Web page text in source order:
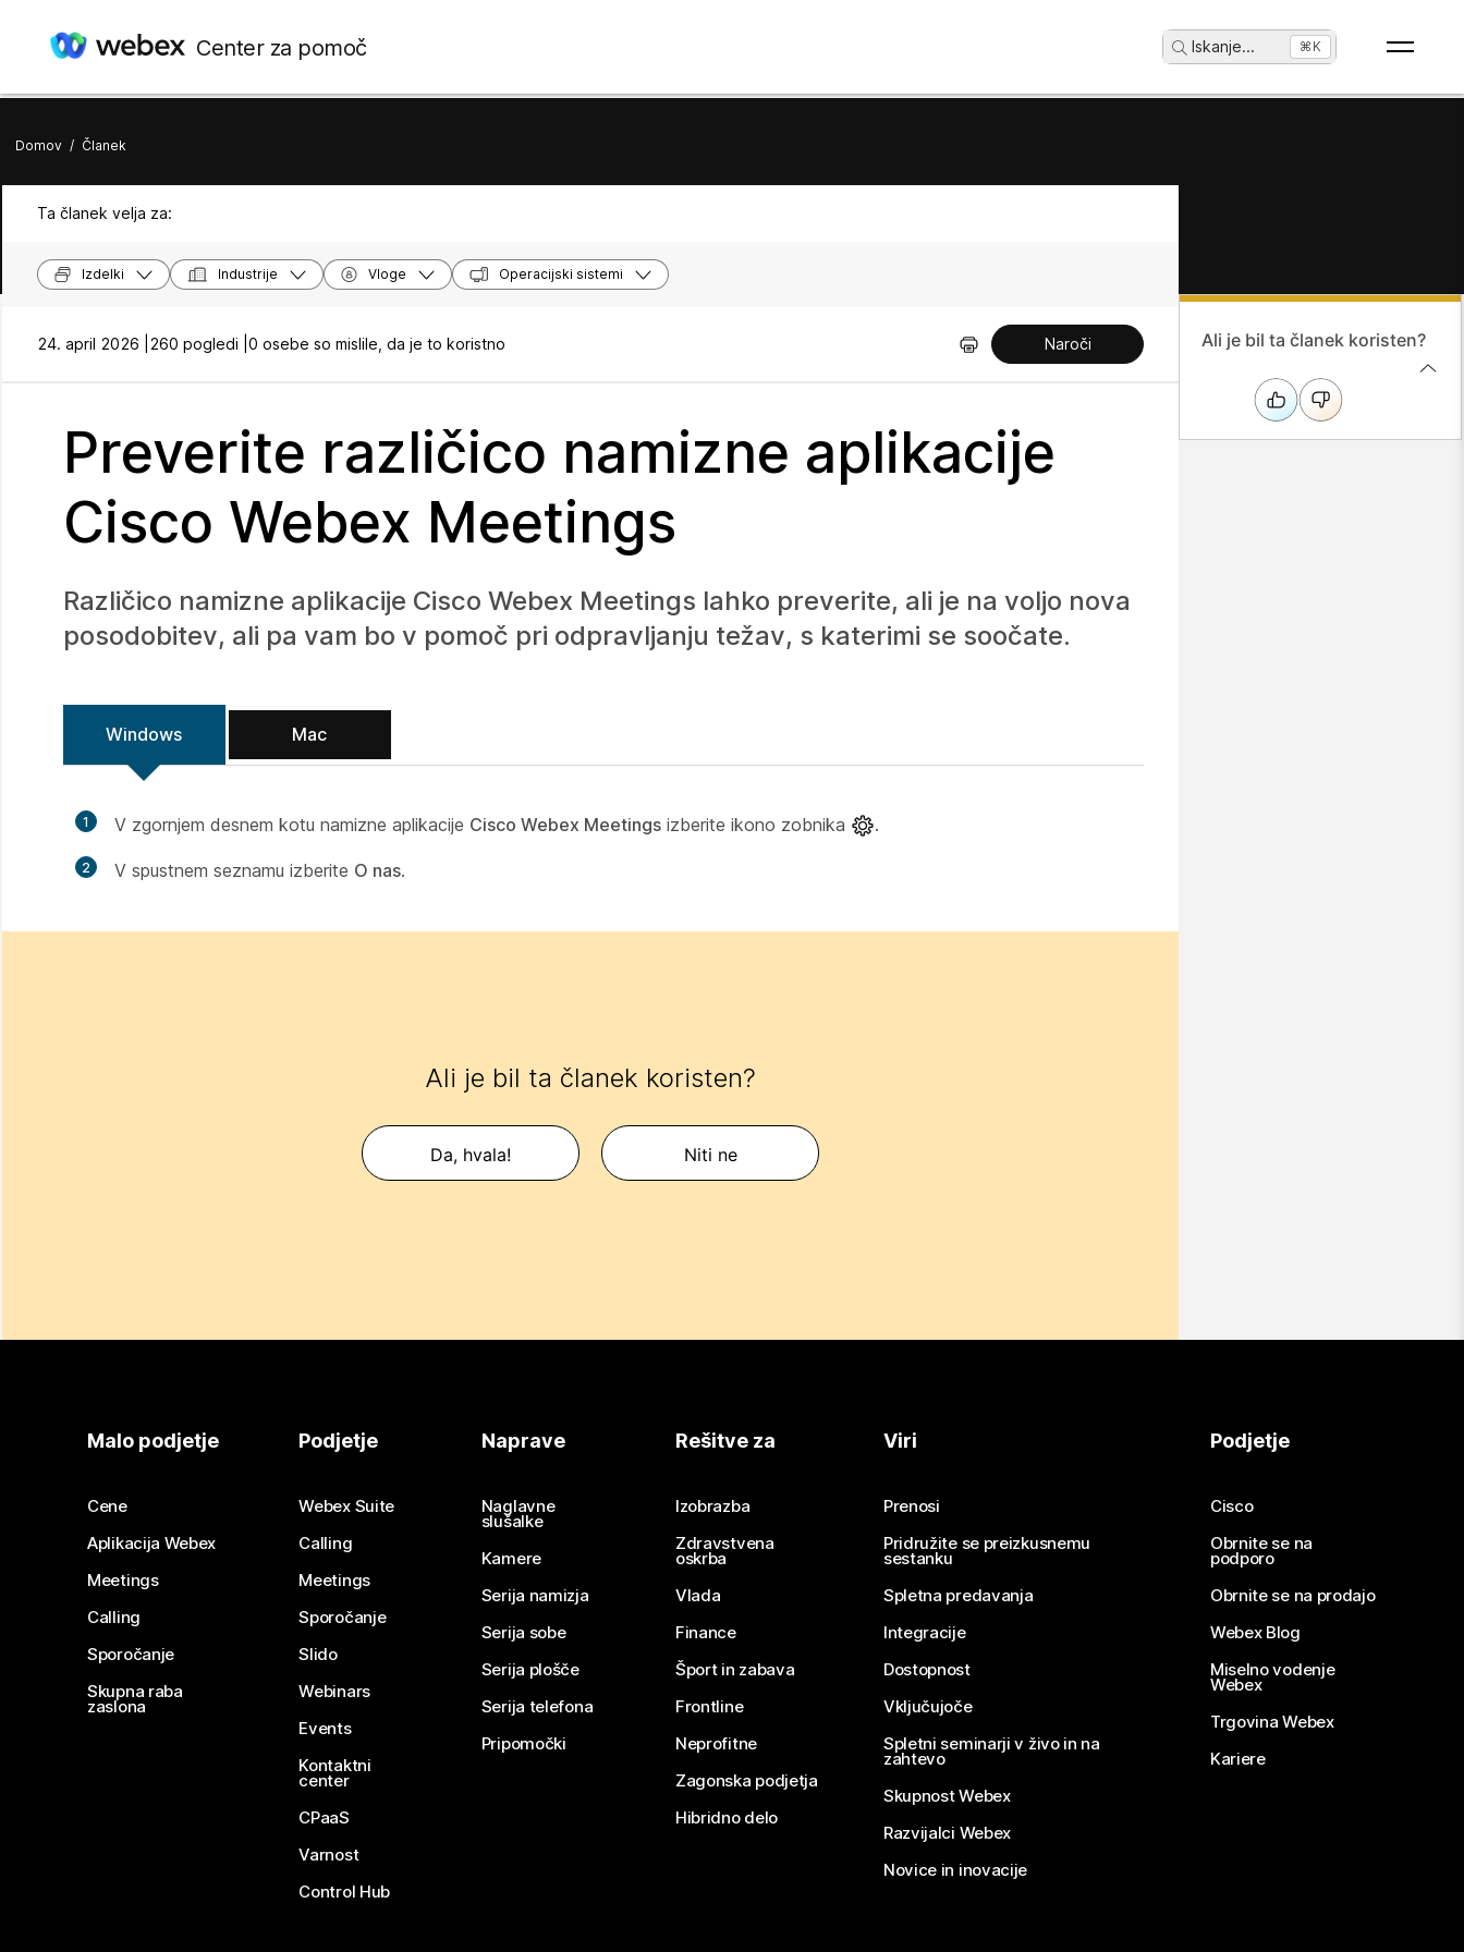
Center za pomoč Iskanje... ⌘K
Domov / Članek
Ta članek velja za:
Izdelki Industrije Vloge Operacijski sistemi
24. april 2026 | 260 pogledi | 0 osebe so mislile, da je to koristno Naroči
Preverite različico namizne aplikacije
Cisco Webex Meetings
Različico namizne aplikacije Cisco Webex Meetings lahko preverite, ali je na voljo nova
posodobitev, ali pa vam bo v pomoč pri odpravljanju težav, s katerimi se soočate.
Windows Mac
1 V zgornjem desnem kotu namizne aplikacije Cisco Webex Meetings izberite ikono zobnika .
2 V spustnem seznamu izberite O nas.
Ali je bil ta članek koristen?
Da, hvala! Niti ne
Ali je bil ta članek koristen?
Malo podjetje
Cene
Aplikacija Webex
Meetings
Calling
Sporočanje
Skupna raba
zaslona
Podjetje
Webex Suite
Calling
Meetings
Sporočanje
Slido
Webinars
Events
Kontaktni
center
CPaaS
Varnost
Control Hub
Naprave
Naglavne
slušalke
Kamere
Serija namizja
Serija sobe
Serija plošče
Serija telefona
Pripomočki
Rešitve za
Izobrazba
Zdravstvena
oskrba
Vlada
Finance
Šport in zabava
Frontline
Neprofitne
Zagonska podjetja
Hibridno delo
Viri
Prenosi
Pridružite se preizkusnemu
sestanku
Spletna predavanja
Integracije
Dostopnost
Vključujoče
Spletni seminarji v živo in na
zahtevo
Skupnost Webex
Razvijalci Webex
Novice in inovacije
Podjetje
Cisco
Obrnite se na
podporo
Obrnite se na prodajo
Webex Blog
Miselno vodenje
Webex
Trgovina Webex
Kariere